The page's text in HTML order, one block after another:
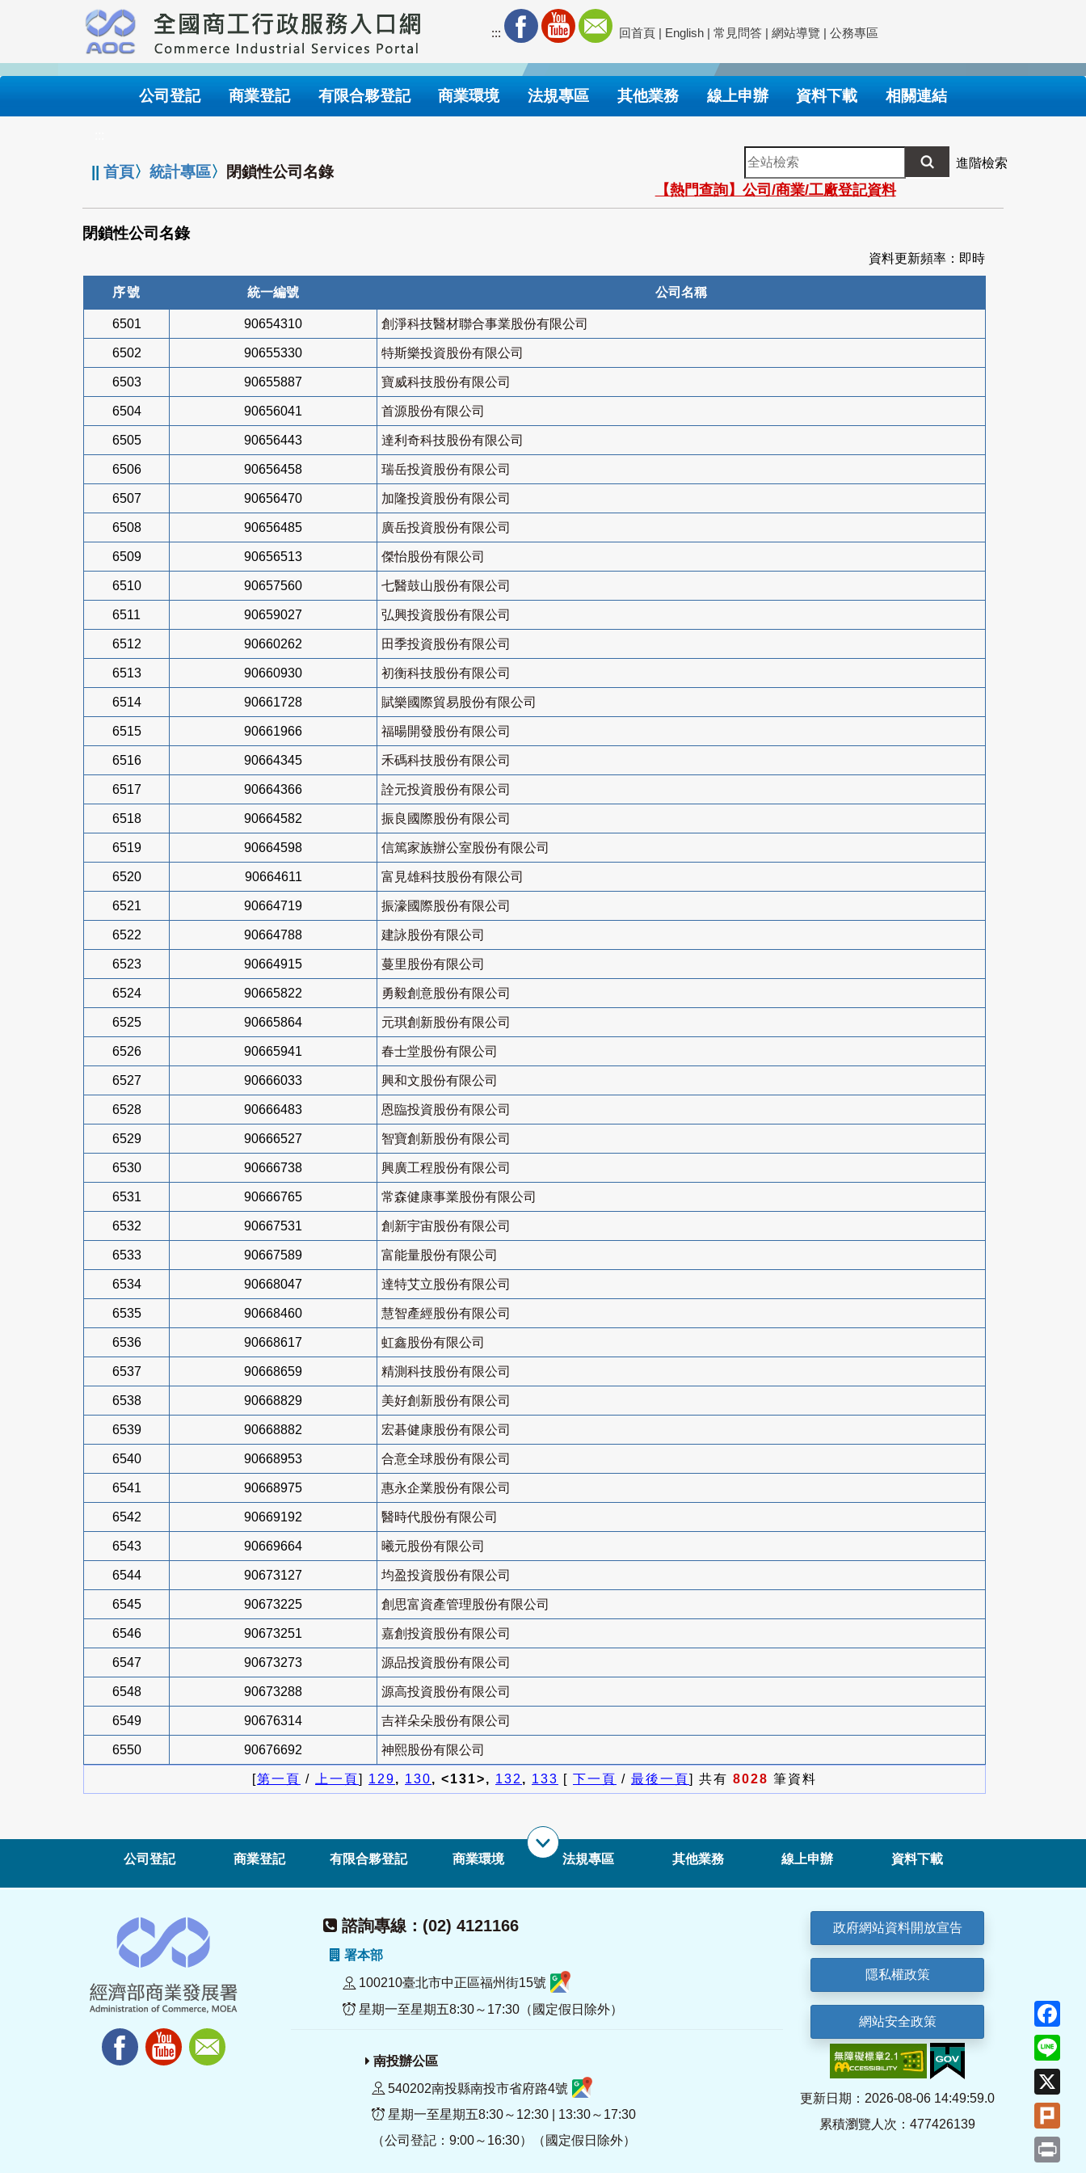
要
內
::: 回首頁 | English | 常見問答 | 網站導覽 | 公務專區
公司登記 商業登記 有限合夥登記 商業環境 法規專區 其他業務 線上申辦 資料下載 相關連結
||首頁〉統計專區〉 閉鎖性公司名錄
全
站
檢
索
進階檢索
【熱門查詢】公司/商業/工廠登記資料
閉鎖性公司名錄
資料更新頻率：即時
序號 統一編號 公司名稱
6501 90654310 創淨科技醫材聯合事業股份有限公司
6502 90655330 特斯樂投資股份有限公司
6503 90655887 寶威科技股份有限公司
6504 90656041 首源股份有限公司
6505 90656443 達利奇科技股份有限公司
6506 90656458 瑞岳投資股份有限公司
6507 90656470 加隆投資股份有限公司
6508 90656485 廣岳投資股份有限公司
6509 90656513 傑怡股份有限公司
6510 90657560 七醫鼓山股份有限公司
6511 90659027 弘興投資股份有限公司
6512 90660262 田季投資股份有限公司
6513 90660930 初衡科技股份有限公司
6514 90661728 賦樂國際貿易股份有限公司
6515 90661966 福暘開發股份有限公司
6516 90664345 禾碼科技股份有限公司
6517 90664366 詮元投資股份有限公司
6518 90664582 振良國際股份有限公司
6519 90664598 信篤家族辦公室股份有限公司
6520 90664611 富見雄科技股份有限公司
6521 90664719 振濠國際股份有限公司
6522 90664788 建詠股份有限公司
6523 90664915 蔓里股份有限公司
6524 90665822 勇毅創意股份有限公司
6525 90665864 元琪創新股份有限公司
6526 90665941 春士堂股份有限公司
6527 90666033 興和文股份有限公司
6528 90666483 恩臨投資股份有限公司
6529 90666527 智寶創新股份有限公司
6530 90666738 興廣工程股份有限公司
6531 90666765 常森健康事業股份有限公司
6532 90667531 創新宇宙股份有限公司
6533 90667589 富能量股份有限公司
6534 90668047 達特艾立股份有限公司
6535 90668460 慧智產經股份有限公司
6536 90668617 虹鑫股份有限公司
6537 90668659 精測科技股份有限公司
6538 90668829 美好創新股份有限公司
6539 90668882 宏碁健康股份有限公司
6540 90668953 合意全球股份有限公司
6541 90668975 惠永企業股份有限公司
6542 90669192 醫時代股份有限公司
6543 90669664 曦元股份有限公司
6544 90673127 均盈投資股份有限公司
6545 90673225 創思富資產管理股份有限公司
6546 90673251 嘉創投資股份有限公司
6547 90673273 源品投資股份有限公司
6548 90673288 源高投資股份有限公司
6549 90676314 吉祥朵朵股份有限公司
6550 90676692 神熙股份有限公司
[第一頁 / 上一頁] 129, 130, <131>, 132, 133 [ 下一頁 / 最後一頁] 共有 8028 筆資料
公司登記 商業登記 有限合夥登記 商業環境 法規專區 其他業務 線上申辦 資料下載
諮詢專線：(02) 4121166
署本部
100210臺北市中正區福州街15號
星期一至星期五8:30～17:30（國定假日除外）
南投辦公區
540202南投縣南投市省府路4號
星期一至星期五8:30～12:30 | 13:30～17:30
（公司登記：9:00～16:30）（國定假日除外）
政府網站資料開放宣告
隱私權政策
網站安全政策
更新日期：2026-08-06 14:49:59.0
累積瀏覽人次：477426139